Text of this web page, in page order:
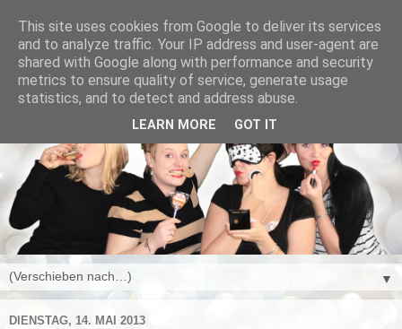
▼
DIENSTAG, 14. MAI 2013
This site uses cookies from Google to deliver its services
and to analyze traffic. Your IP address and user-agent are
shared with Google along with performance and security
metrics to ensure quality of service, generate usage
statistics, and to detect and address abuse.
LEARN MORE GOT IT